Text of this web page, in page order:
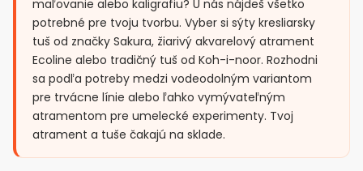
maľovanie alebo kaligrafiu? U nás nájdeš všetko
potrebné pre tvoju tvorbu. Vyber si sýty kresliarsky
tuš od značky Sakura, žiarivý akvarelový atrament
Ecoline alebo tradičný tuš od Koh-i-noor. Rozhodni
sa podľa potreby medzi vodeodolným variantom
pre trvácne línie alebo ľahko vymývateľným
atramentom pre umelecké experimenty. Tvoj
atrament a tuše čakajú na sklade.